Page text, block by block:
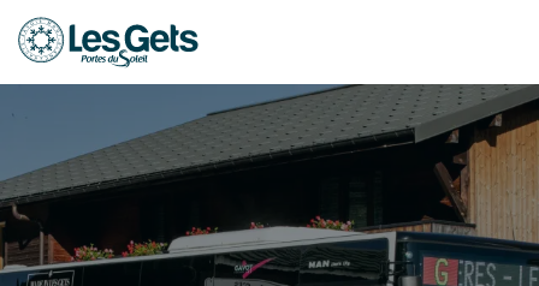
Aller
au